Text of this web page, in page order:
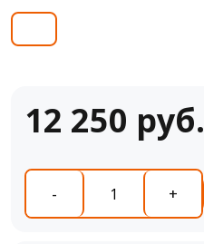
12 250 руб.
- +